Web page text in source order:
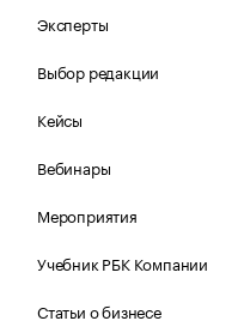
Эксперты
Выбор редакции
Кейсы
Вебинары
Мероприятия
Учебник РБК Компании
Статьи о бизнесе